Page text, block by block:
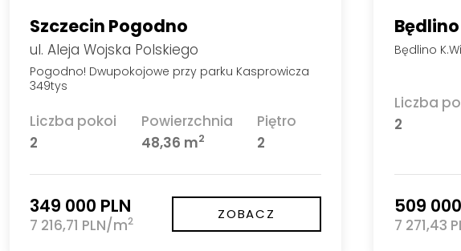
Szczecin Pogodno
ul. Aleja Wojska Polskiego
Pogodno! Dwupokojowe przy parku Kasprowicza
349tys
Liczba pokoi
2
Powierzchnia
48,36 m2
Piętro
2
349 000 PLN
7 216,71 PLN/m2 ZOBACZ
Będlino
Będlino
Liczba
2
509
7 271,43